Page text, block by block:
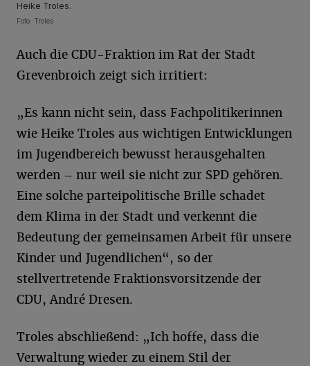
Heike Troles.
Foto: Troles
Auch die CDU-Fraktion im Rat der Stadt
Grevenbroich zeigt sich irritiert:
„Es kann nicht sein, dass Fachpolitikerinnen
wie Heike Troles aus wichtigen Entwicklungen
im Jugendbereich bewusst herausgehalten
werden – nur weil sie nicht zur SPD gehören.
Eine solche parteipolitische Brille schadet
dem Klima in der Stadt und verkennt die
Bedeutung der gemeinsamen Arbeit für unsere
Kinder und Jugendlichen“, so der
stellvertretende Fraktionsvorsitzende der
CDU, André Dresen.
Troles abschließend: „Ich hoffe, dass die
Verwaltung wieder zu einem Stil der